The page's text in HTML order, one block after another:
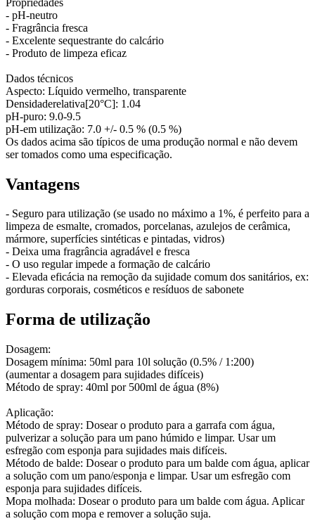
- pH-neutro
- Fragrância fresca
- Excelente sequestrante do calcário
- Produto de limpeza eficaz
Dados técnicos
Aspecto: Líquido vermelho, transparente
Densidaderelativa[20°C]: 1.04
pH-puro: 9.0-9.5
pH-em utilização: 7.0 +/- 0.5 % (0.5 %)
Os dados acima são típicos de uma produção normal e não devem
ser tomados como uma especificação.
Vantagens
- Seguro para utilização (se usado no máximo a 1%, é perfeito para a
limpeza de esmalte, cromados, porcelanas, azulejos de cerâmica,
mármore, superfícies sintéticas e pintadas, vidros)
- Deixa uma fragrância agradável e fresca
- O uso regular impede a formação de calcário
- Elevada eficácia na remoção da sujidade comum dos sanitários, ex:
gorduras corporais, cosméticos e resíduos de sabonete
Forma de utilização
Dosagem:
Dosagem mínima: 50ml para 10l solução (0.5% / 1:200)
(aumentar a dosagem para sujidades difíceis)
Método de spray: 40ml por 500ml de água (8%)
Aplicação:
Método de spray: Dosear o produto para a garrafa com água,
pulverizar a solução para um pano húmido e limpar. Usar um
esfregão com esponja para sujidades mais difíceis.
Método de balde: Dosear o produto para um balde com água, aplicar
a solução com um pano/esponja e limpar. Usar um esfregão com
esponja para sujidades difíceis.
Mopa molhada: Dosear o produto para um balde com água. Aplicar
a solução com mopa e remover a solução suja.